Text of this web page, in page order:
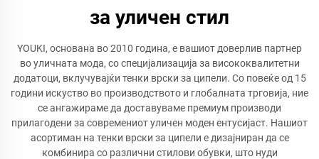
за уличен стил
YOUKI, основана во 2010 година, е вашиот доверлив партнер
во уличната мода, со специјализација за висококвалитетни
додатоци, вклучувајќи тенки врски за ципели. Со повеќе од 15
години искуство во производството и глобалната трговија, ние
се ангажираме да доставуваме премиум производи
прилагодени за современиот уличен моден ентусијаст. Нашиот
асортиман на тенки врски за ципели е дизајниран да се
комбинира со различни стилови обувки, што нуди